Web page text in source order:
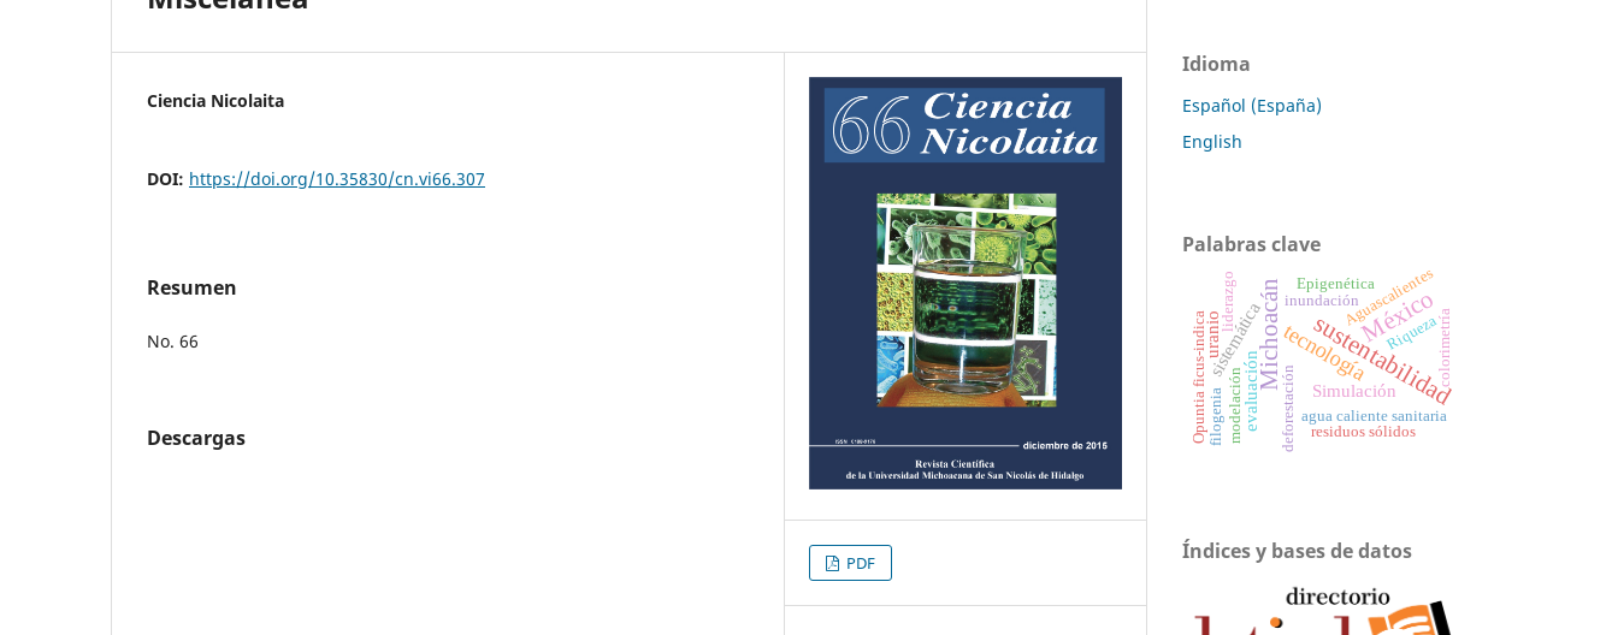
Ciencia Nicolaita
DOI: https://doi.org/10.35830/cn.vi66.307
Resumen
No. 66
Descargas
PDF
Idioma
Español (España)
English
Palabras clave
sustentabilidad
Michoacán México
tecnología
evaluación Simulación
sistemática
uranio
deforestación
Opuntia ficus-indica agua caliente sanitaria
Aguascalientes
inundación
modelación
colorimetría
liderazgo
Riqueza
residuos sólidos
Epigenética
filogenia
Índices y bases de datos